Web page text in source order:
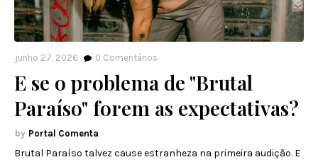
junho 27, 2026 0 Comentários
E se o problema de "Brutal
Paraíso" forem as expectativas?
Portal Comenta
Brutal Paraíso talvez cause estranheza na primeira audição. E